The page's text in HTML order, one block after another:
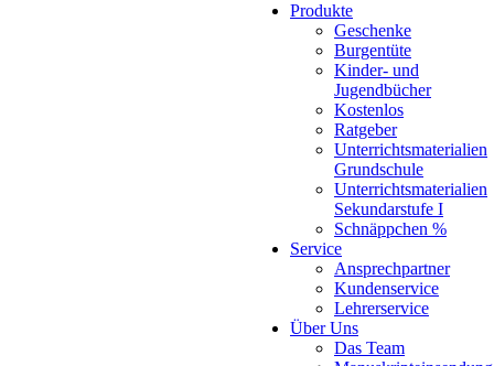
Produkte
Geschenke
Burgentüte
Kinder- und
Jugendbücher
Kostenlos
Ratgeber
Unterrichtsmaterialien
Grundschule
Unterrichtsmaterialien
Sekundarstufe I
Schnäppchen %
Service
Ansprechpartner
Kundenservice
Lehrerservice
Über Uns
Das Team